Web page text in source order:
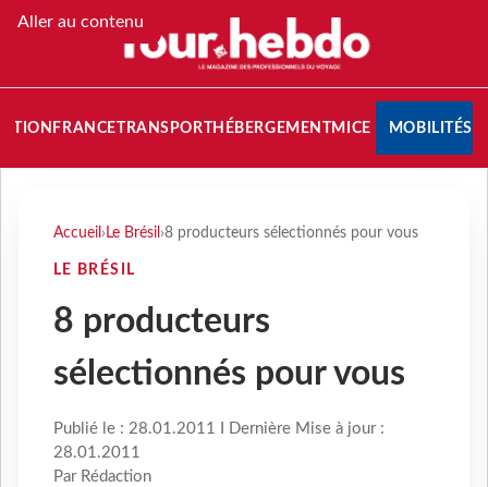
Aller au contenu
FRANCETRANSPORT HÉBERGEMENTMICE MOBILITÉS
Accueil › Le Brésil ›8 producteurs sélectionnés pour vous
LE BRÉSIL
8 producteurs
sélectionnés pour vous
Publié le : 28.01.2011 I Dernière Mise à jour :
28.01.2011
Par Rédaction